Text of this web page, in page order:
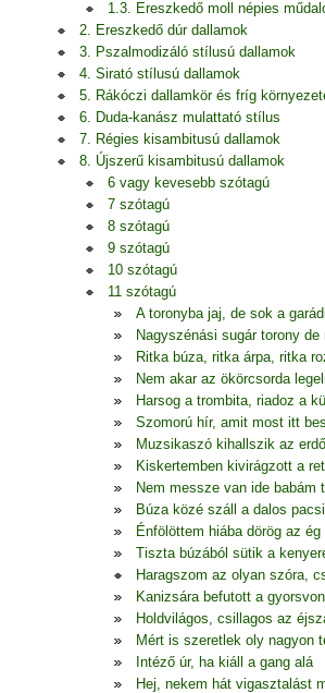
1.3. Ereszkedő moll népies
2. Ereszkedő dúr dallamok
3. Pszalmodizáló stílusú dallamok
4. Sirató stílusú dallamok
5. Rákóczi dallamkör és fríg
6. Duda-kanász mulattató stílus
7. Régies kisambitusú dallamok
8. Újszerű kisambitusú dallamok
6 vagy kevesebb szótagú
7 szótagú
8 szótagú
9 szótagú
10 szótagú
11 szótagú
A toronyba jaj, de sok a
Nagyszénási sugár torony de
Ritka búza, ritka árpa, ritka
Nem akar az ökörcsorda
Harsog a trombita, riadoz a
Szomorú hír, amit most itt
Muzsikaszó kihallszik az
Kiskertemben kivirágzott a
Nem messze van ide babám
Búza közé száll a dalos
Énfölöttem hiába dörög az ég
Tiszta búzából sütik a
Haragszom az olyan szóra,
Kanizsára befutott a
Holdvilágos, csillagos az
Mért is szeretlek oly nagyon
Intéző úr, ha kiáll a gang alá
Hej, nekem hát vigasztalást